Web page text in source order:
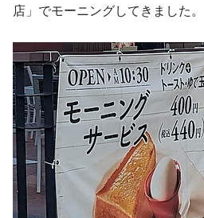
店」でモーニングしてきました。